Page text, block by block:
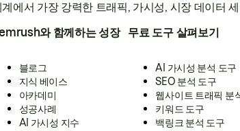
계에서 가장 강력한 트래픽, 가시성, 시장 데이터
와 함께하는 성장
블로그
지식 베이스
아카데미
성공사례
AI 가시성 지수
무료 도구 살펴보기
AI 가시성 분석 도구
SEO 분석 도구
웹사이트 트래픽 분
키워드 도구
백링크 분석 도구